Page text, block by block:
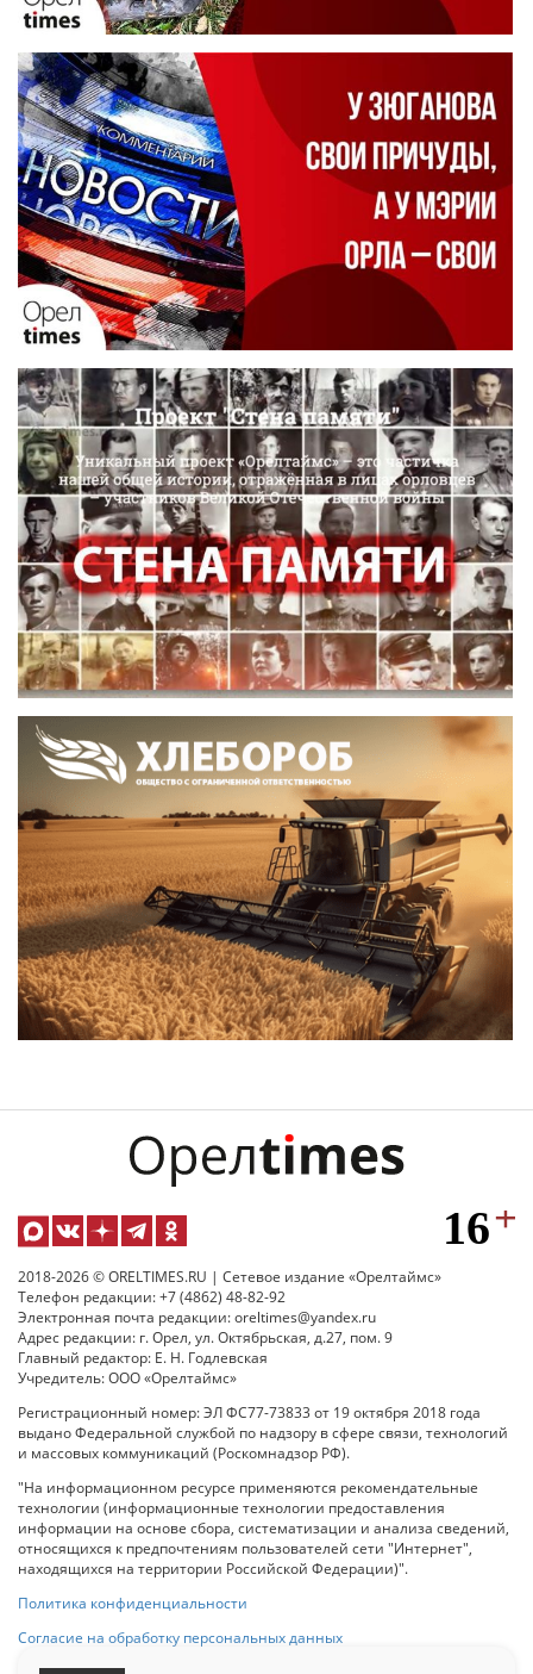
2018-2026 © ORELTIMES.RU | Сетевое издание «Орелтаймс»
Телефон редакции: +7 (4862) 48-82-92
Электронная почта редакции: oreltimes@yandex.ru
Адрес редакции: г. Орел, ул. Октябрьская, д.27, пом. 9
Главный редактор: Е. Н. Годлевская
Учредитель: ООО «Орелтаймс»
Регистрационный номер: ЭЛ ФС77-73833 от 19 октября 2018 года
выдано Федеральной службой по надзору в сфере связи, технологий
и массовых коммуникаций (Роскомнадзор РФ).
"На информационном ресурсе применяются рекомендательные
технологии (информационные технологии предоставления
информации на основе сбора, систематизации и анализа сведений,
относящихся к предпочтениям пользователей сети "Интернет",
находящихся на территории Российской Федерации)".
Политика конфиденциальности
Согласие на обработку персональных данных